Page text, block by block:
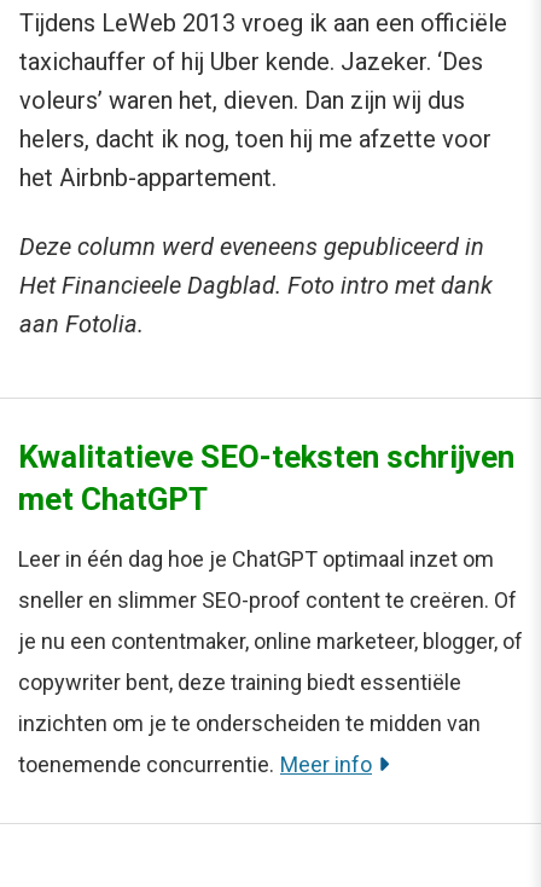
Tijdens LeWeb 2013 vroeg ik aan een officiële
taxichauffer of hij Uber kende. Jazeker. ‘Des
voleurs’ waren het, dieven. Dan zijn wij dus
helers, dacht ik nog, toen hij me afzette voor
het Airbnb-appartement.
Deze column werd eveneens gepubliceerd in
Het Financieele Dagblad. Foto intro met dank
aan Fotolia.
Kwalitatieve SEO-teksten schrijven
met ChatGPT
Leer in één dag hoe je ChatGPT optimaal inzet om
sneller en slimmer SEO-proof content te creëren. Of
je nu een contentmaker, online marketeer, blogger, of
copywriter bent, deze training biedt essentiële
inzichten om je te onderscheiden te midden van
toenemende concurrentie. Meer info